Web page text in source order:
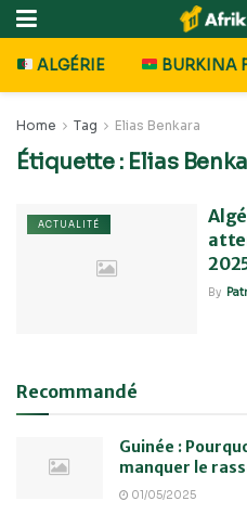
ALGÉRIE BURKINA
Home Tag Elias Benkara
Étiquette : Elias
ACTUALITÉ
By
Recommandé
Guinée :
manquer le
01/05/2025